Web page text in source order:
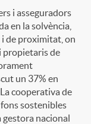
i asseguradors
en la solvència,
de proximitat, on
propietaris de
un 37% en
cooperativa de
sostenibles
nacional